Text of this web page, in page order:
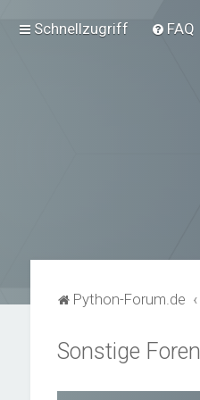
Schnellzugriff FAQ
Python-Forum.de
Sonstige Foren